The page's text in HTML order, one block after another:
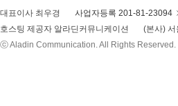
대표이사 최우경 사업자등록 201-81-23094
호스팅 제공자 알라딘커뮤니케이션
(본사)
ⓒ Aladin Communication. All Rights Reserved.